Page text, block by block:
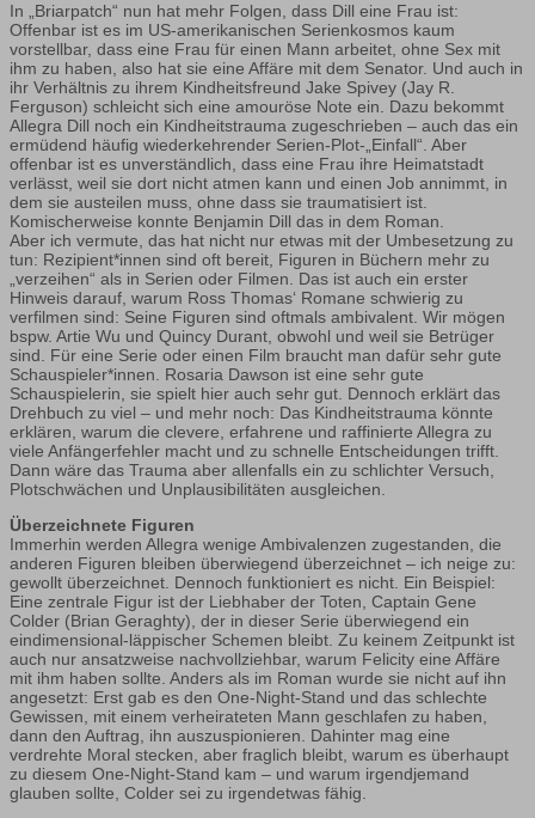
In „Briarpatch“ nun hat mehr Folgen, dass Dill eine Frau ist:
Offenbar ist es im US-amerikanischen Serienkosmos kaum
vorstellbar, dass eine Frau für einen Mann arbeitet, ohne Sex mit
ihm zu haben, also hat sie eine Affäre mit dem Senator. Und auch in
ihr Verhältnis zu ihrem Kindheitsfreund Jake Spivey (Jay R.
Ferguson) schleicht sich eine amouröse Note ein. Dazu bekommt
Allegra Dill noch ein Kindheitstrauma zugeschrieben – auch das ein
ermüdend häufig wiederkehrender Serien-Plot-„Einfall“. Aber
offenbar ist es unverständlich, dass eine Frau ihre Heimatstadt
verlässt, weil sie dort nicht atmen kann und einen Job annimmt, in
dem sie austeilen muss, ohne dass sie traumatisiert ist.
Komischerweise konnte Benjamin Dill das in dem Roman.
Aber ich vermute, das hat nicht nur etwas mit der Umbesetzung zu
tun: Rezipient*innen sind oft bereit, Figuren in Büchern mehr zu
„verzeihen“ als in Serien oder Filmen. Das ist auch ein erster
Hinweis darauf, warum Ross Thomas‘ Romane schwierig zu
verfilmen sind: Seine Figuren sind oftmals ambivalent. Wir mögen
bspw. Artie Wu und Quincy Durant, obwohl und weil sie Betrüger
sind. Für eine Serie oder einen Film braucht man dafür sehr gute
Schauspieler*innen. Rosaria Dawson ist eine sehr gute
Schauspielerin, sie spielt hier auch sehr gut. Dennoch erklärt das
Drehbuch zu viel – und mehr noch: Das Kindheitstrauma könnte
erklären, warum die clevere, erfahrene und raffinierte Allegra zu
viele Anfängerfehler macht und zu schnelle Entscheidungen trifft.
Dann wäre das Trauma aber allenfalls ein zu schlichter Versuch,
Plotschwächen und Unplausibilitäten ausgleichen.
Überzeichnete Figuren
Immerhin werden Allegra wenige Ambivalenzen zugestanden, die
anderen Figuren bleiben überwiegend überzeichnet – ich neige zu:
gewollt überzeichnet. Dennoch funktioniert es nicht. Ein Beispiel:
Eine zentrale Figur ist der Liebhaber der Toten, Captain Gene
Colder (Brian Geraghty), der in dieser Serie überwiegend ein
eindimensional-läppischer Schemen bleibt. Zu keinem Zeitpunkt ist
auch nur ansatzweise nachvollziehbar, warum Felicity eine Affäre
mit ihm haben sollte. Anders als im Roman wurde sie nicht auf ihn
angesetzt: Erst gab es den One-Night-Stand und das schlechte
Gewissen, mit einem verheirateten Mann geschlafen zu haben,
dann den Auftrag, ihn auszuspionieren. Dahinter mag eine
verdrehte Moral stecken, aber fraglich bleibt, warum es überhaupt
zu diesem One-Night-Stand kam – und warum irgendjemand
glauben sollte, Colder sei zu irgendetwas fähig.